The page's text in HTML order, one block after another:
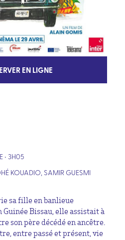
EN LIGNE
• 3H05
KOUADIO, SAMIR GUESMI
sa fille en banlieue
Guinée Bissau, elle assistait à
son père décédé en ancêtre.
entre passé et présent, vie